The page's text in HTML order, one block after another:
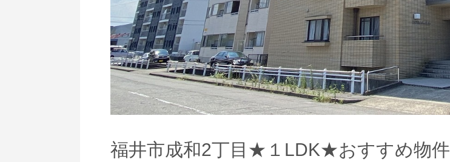
福井市成和2丁目★１LDK★おすすめ物件